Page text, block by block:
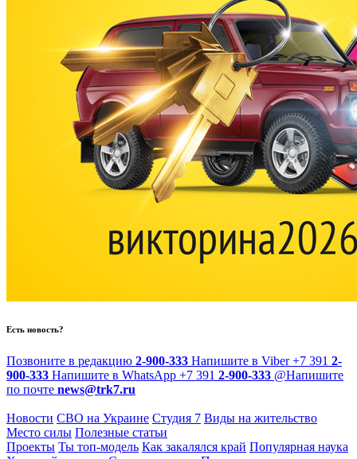
Есть новость?
Позвоните в редакцию 2-900-333 Напишите в Viber +7 391 2-
900-333 Напишите в WhatsApp +7 391 2-900-333 @Напишите
по почте news@trk7.ru
Новости СВО на Украине Студия 7 Виды на жительство
Место силы Полезные статьи
Проекты Ты топ-модель Как закалялся край Популярная наука